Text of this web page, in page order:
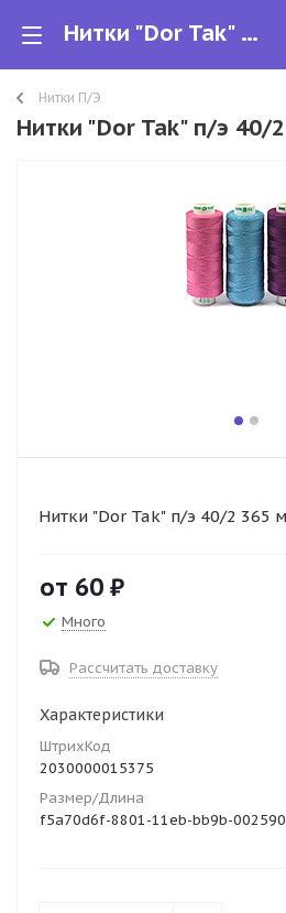
Нитки "Dor Tak" п/э 40/2 365 метров
Нитки П/Э
Нитки "Dor Tak" п/э 40/
Нитки "Dor Tak" п/э 40/2 365
от 60 ₽
Много
Рассчитать доставку
Характеристики
ШтрихКод
2030000015375
Размер/Длина
f5a70d6f-8801-11eb-bb9b-